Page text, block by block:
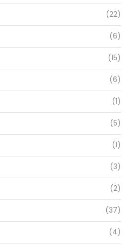
(22)
(6)
(15)
(6)
(1)
(5)
(1)
(3)
(2)
(37)
(4)